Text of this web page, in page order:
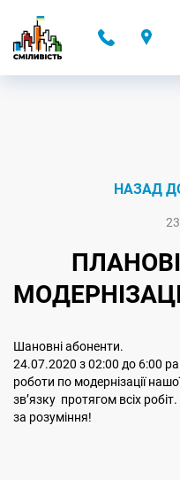
НАЗАД
Шановні абоненти.
24.07.2020 з 02:00 до 6:00
роботи по модернізації
звʼязку протягом всіх
за розуміння!